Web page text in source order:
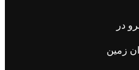
در
زمین